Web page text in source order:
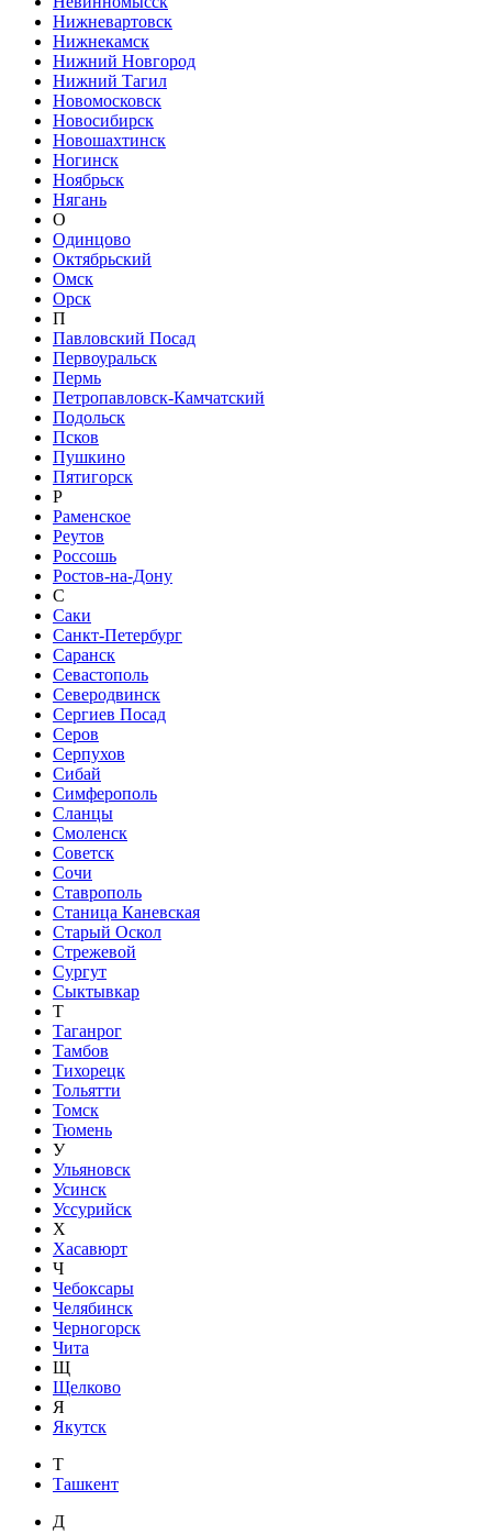
Нижневартовск
Нижнекамск
Нижний Новгород
Нижний Тагил
Новомосковск
Новосибирск
Новошахтинск
Ногинск
Ноябрьск
Нягань
О
Одинцово
Октябрьский
Омск
Орск
П
Павловский Посад
Первоуральск
Пермь
Петропавловск-Камчатский
Подольск
Псков
Пушкино
Пятигорск
Р
Раменское
Реутов
Россошь
Ростов-на-Дону
С
Саки
Санкт-Петербург
Саранск
Севастополь
Северодвинск
Сергиев Посад
Серов
Серпухов
Сибай
Симферополь
Сланцы
Смоленск
Советск
Сочи
Ставрополь
Станица Каневская
Старый Оскол
Стрежевой
Сургут
Сыктывкар
Т
Таганрог
Тамбов
Тихорецк
Тольятти
Томск
Тюмень
У
Ульяновск
Усинск
Уссурийск
Х
Хасавюрт
Ч
Чебоксары
Челябинск
Черногорск
Чита
Щ
Щелково
Я
Якутск
Т
Ташкент
Д